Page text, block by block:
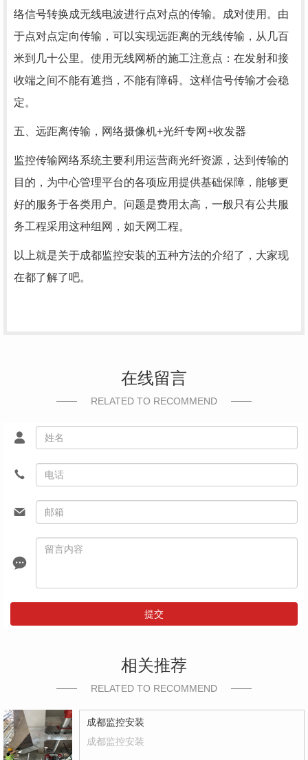
络信号转换成无线电波进行点对点的传输。成对使用。由
于点对点定向传输，可以实现远距离的无线传输，从几百
米到几十公里。使用无线网桥的施工注意点：在发射和接
收端之间不能有遮挡，不能有障碍。这样信号传输才会稳
定。
五、远距离传输，网络摄像机+光纤专网+收发器
监控传输网络系统主要利用运营商光纤资源，达到传输的
目的，为中心管理平台的各项应用提供基础保障，能够更
好的服务于各类用户。问题是费用太高，一般只有公共服
务工程采用这种组网，如天网工程。
以上就是关于成都监控安装的五种方法的介绍了，大家现
在都了解了吧。
在线留言
RELATED TO RECOMMEND
提交
相关推荐
RELATED TO RECOMMEND
成都监控安装
成都监控安装